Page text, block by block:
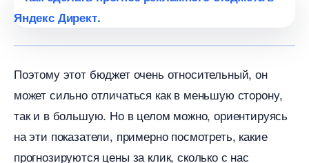
Поэтому этот бюджет очень относительный, он
может сильно отличаться как в меньшую сторону,
так и в большую. Но в целом можно, ориентируясь
на эти показатели, примерно посмотреть, какие
прогнозируются цены за клик, сколько с нас